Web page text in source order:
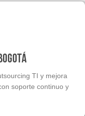
TI y mejora
soporte continuo y